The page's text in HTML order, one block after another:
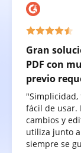
Gran
PDF con
previo
fácil de usar.
cambios y
utiliza junto
siempre se